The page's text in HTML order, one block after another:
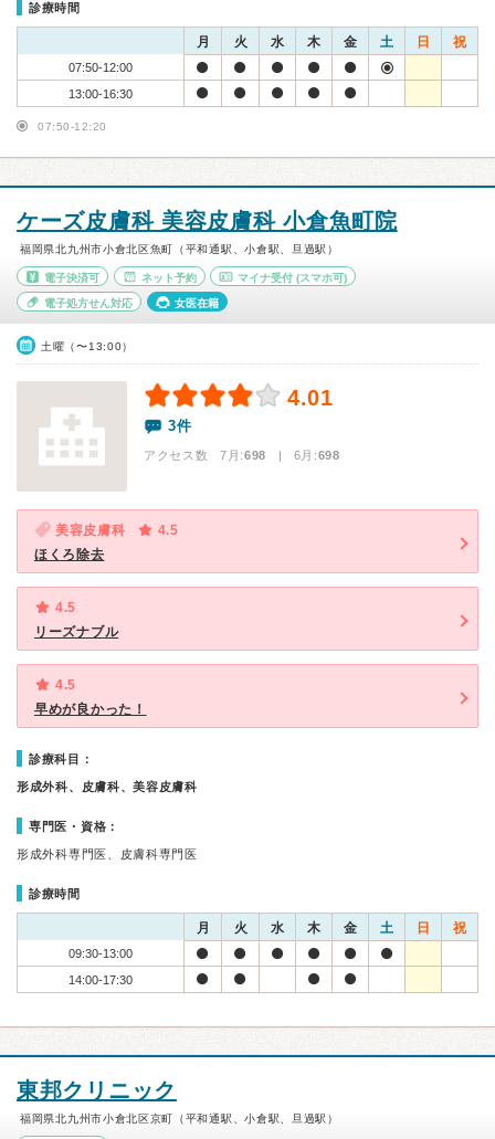
診療時間
月 火 水 木 金 土 日 祝
07:50-12:00
13:00-16:30
07:50-12:20
ケーズ皮膚科 美容皮膚科 小倉魚町院
福岡県北九州市小倉北区魚町（平和通駅、小倉駅、旦過駅）
電子決済可 ネット予約 マイナ受付 (スマホ可)
電子処方せん対応 女医在籍
土曜（〜13:00）
4.01
3件
アクセス数 7月:698 | 6月:698
美容皮膚科
4.5
ほくろ除去
4.5
リーズナブル
4.5
早めが良かった！
診療科目：
形成外科、皮膚科、美容皮膚科
専門医・資格：
形成外科専門医、皮膚科専門医
診療時間
月 火 水 木 金 土 日 祝
09:30-13:00
14:00-17:30
東邦クリニック
福岡県北九州市小倉北区京町（平和通駅、小倉駅、旦過駅）